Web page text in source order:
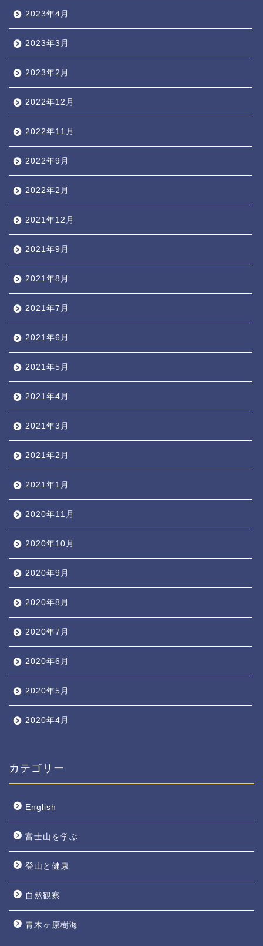
2023年4月
2023年3月
2023年2月
2022年12月
2022年11月
2022年9月
2022年2月
2021年12月
2021年9月
2021年8月
2021年7月
2021年6月
2021年5月
2021年4月
2021年3月
2021年2月
2021年1月
2020年11月
2020年10月
2020年9月
2020年8月
2020年7月
2020年6月
2020年5月
2020年4月
カテゴリー
English
富士山を学ぶ
登山と健康
自然観察
青木ヶ原樹海